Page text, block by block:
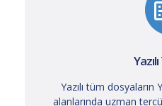
Yazılı tüm
alanlarında uzman